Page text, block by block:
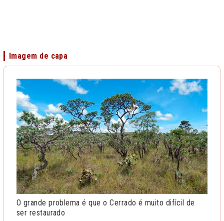
Imagem de capa
O grande problema é que o Cerrado é muito difícil de
ser restaurado